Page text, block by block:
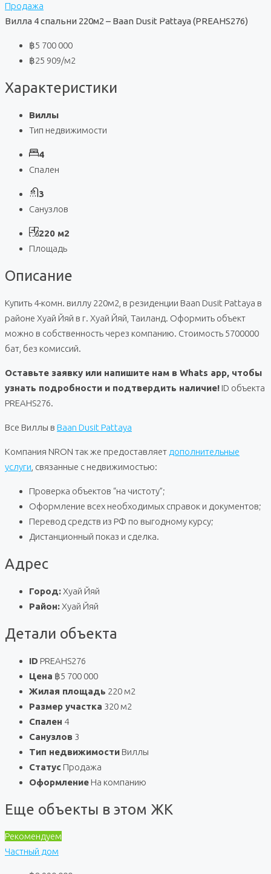
Продажа
Вилла 4 спальни 220м2 – Baan Dusit Pattaya (PREAHS276)
฿5 700 000
฿25 909/м2
Характеристики
Виллы
Тип недвижимости
4
Спален
3
Санузлов
220 м2
Площадь
Описание
Купить 4-комн. виллу 220м2, в резиденции Baan Dusit Pattaya в
районе Хуай Йяй в г. Хуай Йяй, Таиланд. Оформить объект
можно в собственность через компанию. Стоимость 5700000
бат, без комиссий.
Оставьте заявку или напишите нам в Whats app, чтобы
узнать подробности и подтвердить наличие! ID объекта
PREAHS276.
Все Виллы в Baan Dusit Pattaya
Компания NRON так же предоставляет дополнительные
услуги , связанные с недвижимостью:
Проверка объектов “на чистоту”;
Оформление всех необходимых справок и документов;
Перевод средств из РФ по выгодному курсу;
Дистанционный показ и сделка.
Адрес
Город:Хуай Йяй
Район:Хуай Йяй
Детали объекта
ID PREAHS276
Цена ฿5 700 000
Жилая площадь 220 м2
Размер участка 320 м2
Спален 4
Санузлов 3
Тип недвижимости Виллы
Статус Продажа
Оформление На компанию
Еще объекты в этом ЖК
Рекомендуем
Частный дом